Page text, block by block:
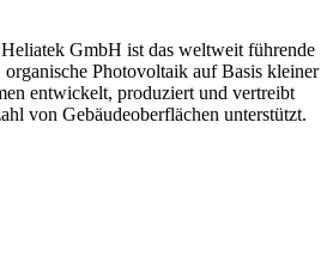
GmbH ist das weltweit führende
Photovoltaik auf Basis kleiner
entwickelt, produziert und vertreibt
von Gebäudeoberflächen unterstützt.